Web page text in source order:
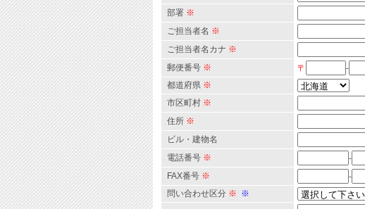
部署 ※
ご担当者名 ※
ご担当者名カナ ※
郵便番号 ※ 〒
-
都道府県 ※
市区町村 ※
住所 ※
ビル・建物名
電話番号 ※ -
FAX番号 ※ -
問い合わせ区分 ※ ※